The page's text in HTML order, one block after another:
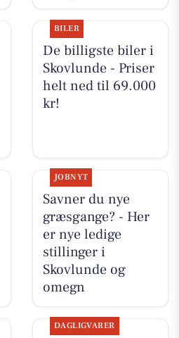
BILER
De billigste biler i
Skovlunde - Priser
helt ned til 69.000
kr!
JOBNYT
Savner du nye
græsgange? - Her
er nye ledige
stillinger i
Skovlunde og
omegn
DAGLIGVARER